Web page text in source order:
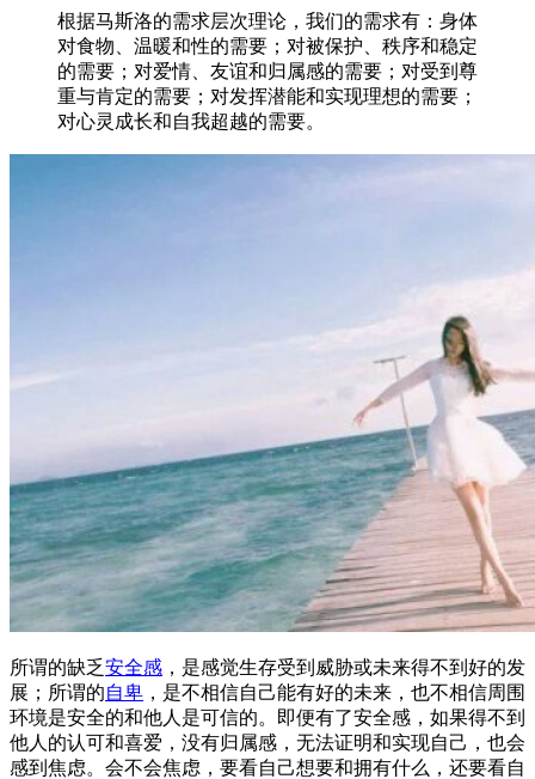
根据马斯洛的需求层次理论，我们的需求有：身体
对食物、温暖和性的需要；对被保护、秩序和稳定
的需要；对爱情、友谊和归属感的需要；对受到尊
重与肯定的需要；对发挥潜能和实现理想的需要；
对心灵成长和自我超越的需要。
所谓的缺乏安全感 ，是感觉生存受到威胁或未来得不到好的发
展；所谓的自卑 ，是不相信自己能有好的未来，也不相信周围
环境是安全的和他人是可信的。即便有了安全感，如果得不到
他人的认可和喜爱，没有归属感，无法证明和实现自己，也会
感到焦虑。会不会焦虑，要看自己想要和拥有什么，还要看自